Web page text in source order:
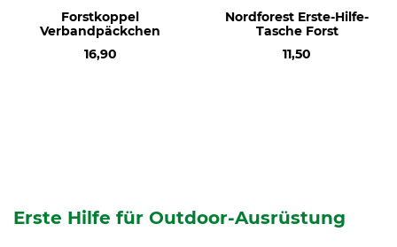
Forstkoppel
Verbandpäckchen
16,90
Nordforest Erste-Hilfe-
Tasche Forst
11,50
Erste Hilfe für Outdoor-Ausrüstung